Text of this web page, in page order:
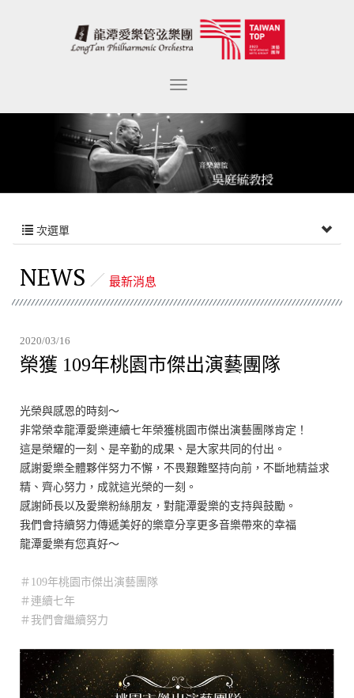
次選單
NEWS 最新消息
2020/03/16
榮獲 109年桃園市傑出演藝團隊
光榮與感恩的時刻～
非常榮幸龍潭愛樂連續七年榮獲桃園市傑出演藝團隊肯定！
這是榮耀的一刻、是辛勤的成果、是大家共同的付出。
感謝愛樂全體夥伴努力不懈，不畏艱難堅持向前，不斷地精益求
精、齊心努力，成就這光榮的一刻。
感謝師長以及愛樂粉絲朋友，對龍潭愛樂的支持與鼓勵。
我們會持續努力傳遞美好的樂章分享更多音樂帶來的幸福
龍潭愛樂有您真好～
＃109年桃園市傑出演藝團隊
＃連續七年
＃我們會繼續努力